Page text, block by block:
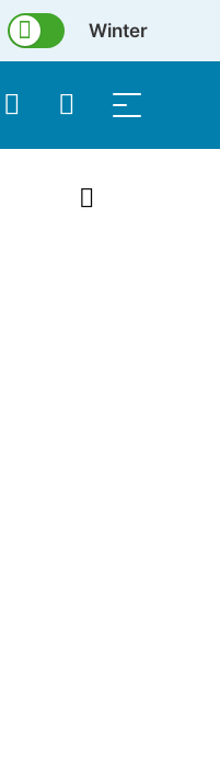
Winter